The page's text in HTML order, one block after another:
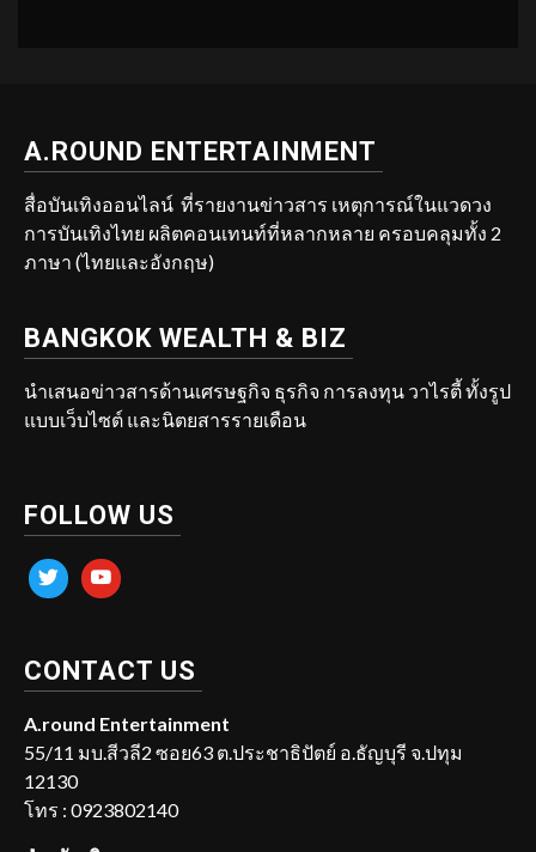
A.ROUND ENTERTAINMENT
สื่อบันเทิงออนไลน์ ที่รายงานข่าวสาร เหตุการณ์ในแวดวง
การบันเทิงไทย ผลิตคอนเทนท์ที่หลากหลาย ครอบคลุมทั้ง 2
ภาษา (ไทยและอังกฤษ)
BANGKOK WEALTH & BIZ
นำเสนอข่าวสารด้านเศรษฐกิจ ธุรกิจ การลงทุน วาไรตี้ ทั้งรูป
แบบเว็บไซต์ และนิตยสารรายเดือน
FOLLOW US
twitter youtube
CONTACT US
A.round Entertainment
55/11 มบ.สีวลี2 ซอย63 ต.ประชาธิปัตย์ อ.ธัญบุรี จ.ปทุม
12130
โทร : 0923802140